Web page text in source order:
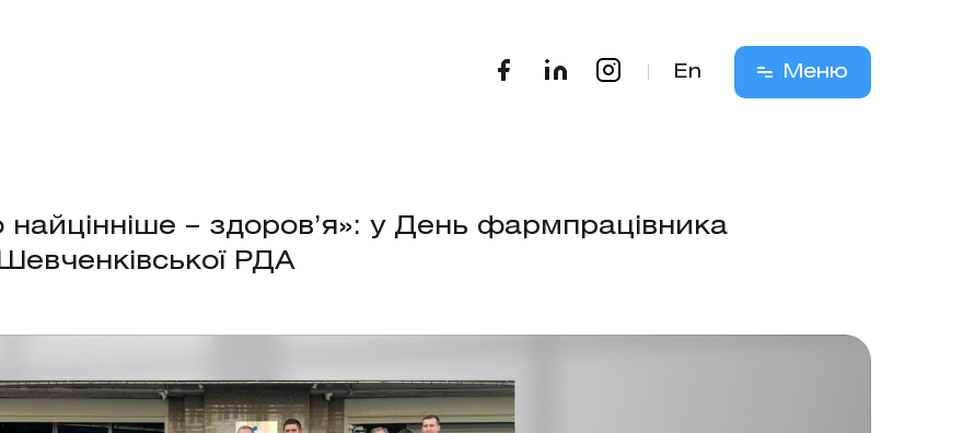
En Меню
– здоров’я»: у День фармпрацівника
РДА